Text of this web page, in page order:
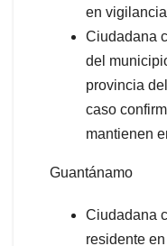
en
Ciudadana
del
provincia
caso
mantienen
Guantánamo
Ciudadana
residente